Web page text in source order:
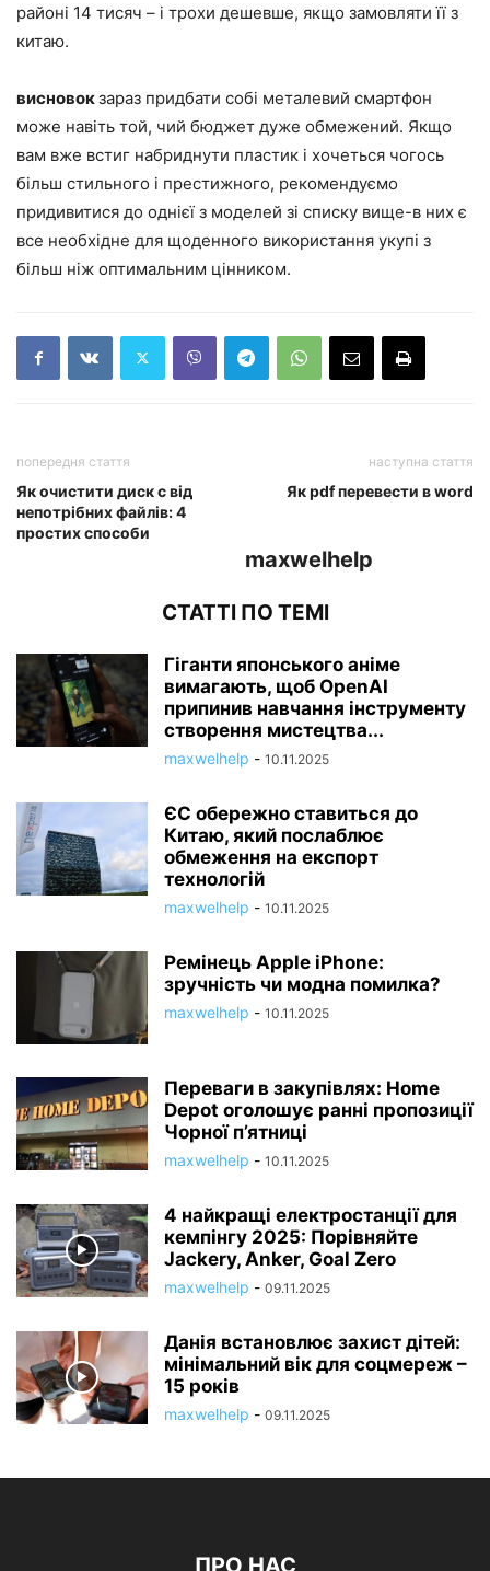
районі 14 тисяч – і трохи дешевше, якщо замовляти її з
китаю.
висновокзараз придбати собі металевий смартфон
може навіть той, чий бюджет дуже обмежений. Якщо
вам вже встиг набриднути пластик і хочеться чогось
більш стильного і престижного, рекомендуємо
придивитися до однієї з моделей зі списку вище-в них є
все необхідне для щоденного використання укупі з
більш ніж оптимальним цінником.
попередня стаття
Як очистити диск с від
непотрібних файлів: 4
простих способи
наступна стаття
Як pdf перевести в word
maxwelhelp
СТАТТІ ПО ТЕМІ
Гіганти японського аніме
вимагають, щоб OpenAI
припинив навчання інструменту
створення мистецтва...
maxwelhelp - 10.11.2025
ЄС обережно ставиться до
Китаю, який послаблює
обмеження на експорт
технологій
maxwelhelp - 10.11.2025
Ремінець Apple iPhone:
зручність чи модна помилка?
maxwelhelp - 10.11.2025
Переваги в закупівлях: Home
Depot оголошує ранні пропозиції
Чорної п’ятниці
maxwelhelp - 10.11.2025
4 найкращі електростанції для
кемпінгу 2025: Порівняйте
Jackery, Anker, Goal Zero
maxwelhelp - 09.11.2025
Данія встановлює захист дітей:
мінімальний вік для соцмереж –
15 років
maxwelhelp - 09.11.2025
ПРО НАС